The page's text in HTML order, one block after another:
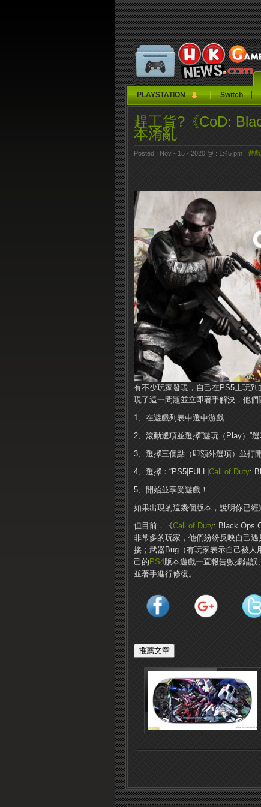
PLAYSTATION Switch
趕工貨?《CoD:
本淆亂
Posted : Nov - 15 - 2020 @ : 1:45 pm | 遊
有不少玩家發現，自己在PS5上玩到
現了這一問題並立即著手解決，他
1、在遊戲列表中選中游戲
2、滾動選項並選擇“遊玩（Play）”
3、選擇三個點（即額外選項）並打
4、選擇：“PS5|FULL| Call of Duty:
5、開始並享受遊戲！
如果出現的這幾個版本，說明你已
但目前，《Call of Duty: Black Ops
非常多的玩家，他們紛紛反映自己
接；武器Bug（有玩家表示自己被
己的 PS4版本遊戲一直報告數據錯
並著手進行修復。